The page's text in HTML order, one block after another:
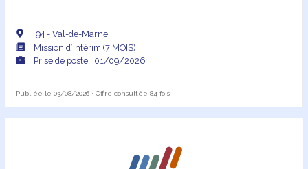
94 - Val-de-Marne
Mission d’intérim (7 MOIS)
Prise de poste : 01/09/2026
Publiée le 03/08/2026 • Offre consultée 84 fois